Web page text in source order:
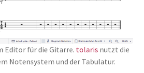
Editor für die Gitarre. tolaris nutzt die
Notensystem und der Tabulatur.